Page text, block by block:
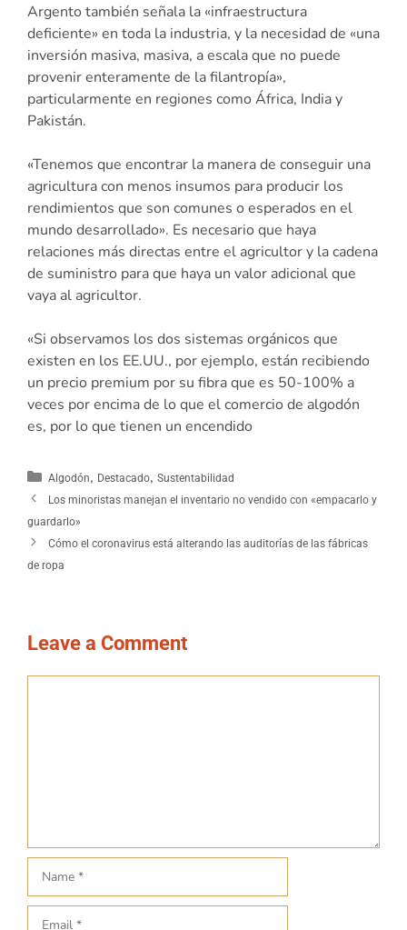
Argento también señala la «infraestructura
deficiente» en toda la industria, y la necesidad de «una
inversión masiva, masiva, a escala que no puede
provenir enteramente de la filantropía»,
particularmente en regiones como África, India y
Pakistán.
«Tenemos que encontrar la manera de conseguir una
agricultura con menos insumos para producir los
rendimientos que son comunes o esperados en el
mundo desarrollado». Es necesario que haya
relaciones más directas entre el agricultor y la cadena
de suministro para que haya un valor adicional que
vaya al agricultor.
«Si observamos los dos sistemas orgánicos que
existen en los EE.UU., por ejemplo, están recibiendo
un precio premium por su fibra que es 50-100% a
veces por encima de lo que el comercio de algodón
es, por lo que tienen un encendido
Algodón, Destacado, Sustentabilidad
Los minoristas manejan el inventario no vendido con «empacarlo y
guardarlo»
Cómo el coronavirus está alterando las auditorías de las fábricas
de ropa
Leave a Comment